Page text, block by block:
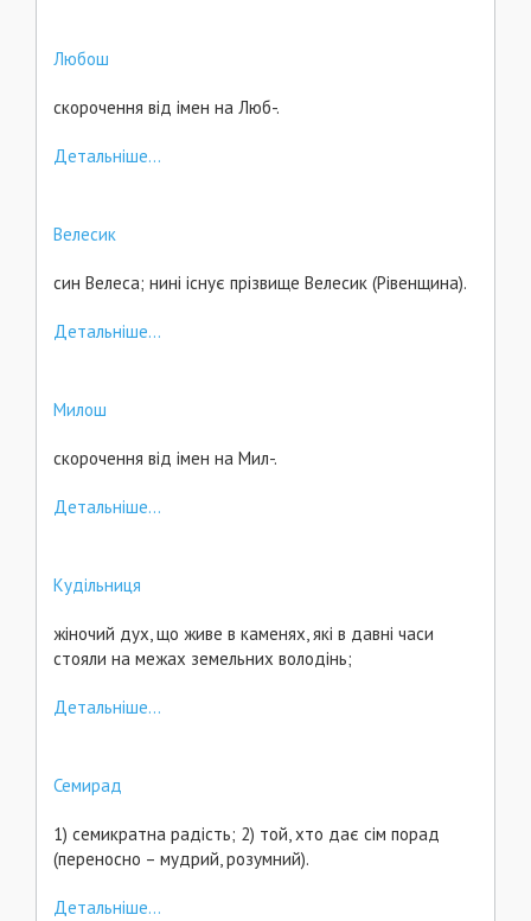
Любош
скорочення від імен на Люб-.
Детальніше...
Велесик
син Велеса; нині існує прізвище Велесик (Рівенщина).
Детальніше...
Милош
скорочення від імен на Мил-.
Детальніше...
Кудільниця
жіночий дух, що живе в каменях, які в давні часи
стояли на межах земельних володінь;
Детальніше...
Семирад
1) семикратна радість; 2) той, хто дає сім порад
(переносно – мудрий, розумний).
Детальніше...